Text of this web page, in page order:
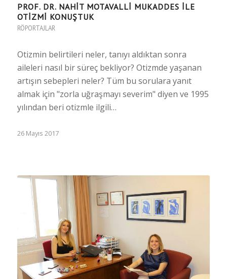
PROF. DR. NAHIT MOTAVALLI MUKADDES ILE
OTIZMI KONUŞTUK
RÖPORTAJLAR
Otizmin belirtileri neler, tanıyı aldıktan sonra
aileleri nasıl bir süreç bekliyor? Otizmde yaşanan
artışın sebepleri neler? Tüm bu sorulara yanıt
almak için "zorla uğraşmayı severim" diyen ve 1995
yılından beri otizmle ilgili…
26 Mayıs 2017